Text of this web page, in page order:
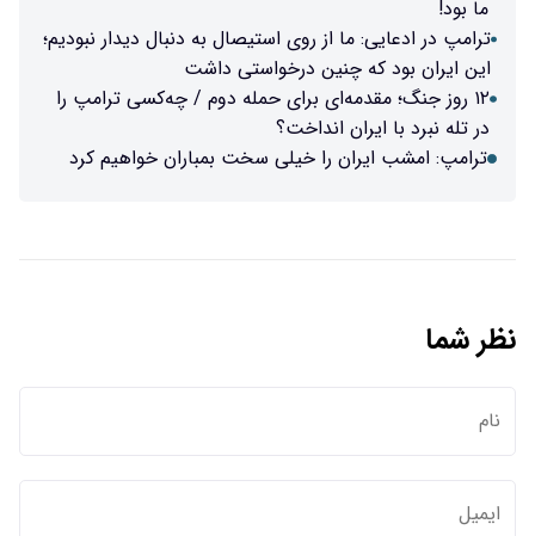
ما بود!
ترامپ در ادعایی: ما از روی استیصال به دنبال دیدار نبودیم؛
این ایران بود که چنین درخواستی داشت
۱۲ روز جنگ؛ مقدمه‌ای برای حمله دوم / چه‌کسی ترامپ را
در تله نبرد با ایران انداخت؟
ترامپ: امشب ایران را خیلی سخت بمباران خواهیم کرد
نظر شما